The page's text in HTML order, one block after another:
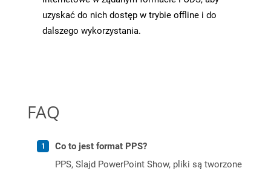
uzyskać do nich dostęp w trybie offline i do
dalszego wykorzystania.
FAQ
Co to jest format PPS?
PPS, Slajd PowerPoint Show, pliki są tworzone